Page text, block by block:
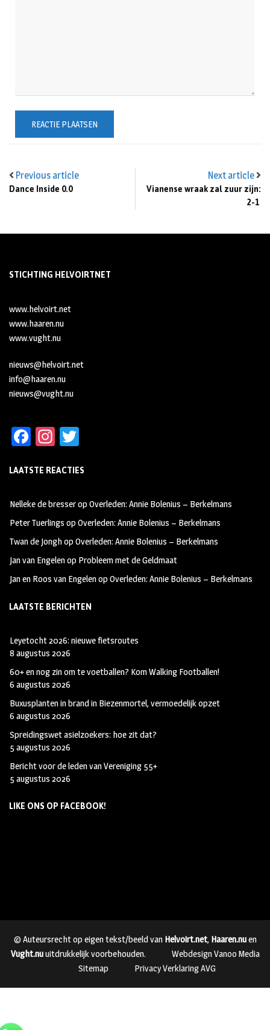
Previous article
Dance Inside 0.0
Next article
Vianense wraak zal zuur zijn:
2-1
STICHTING HELVOIRTNET
www.helvoirt.net
www.haaren.nu
www.vught.nu
nieuws@helvoirt.net
info@haaren.nu
nieuws@vught.nu
Fa
b
oo
k
In
ag
m
tt
LAATSTE REACTIES
Nelleke de bresseropOverleden: Annie Bolenius – Berkelmans
Peter Tuerlings opOverleden: Annie Bolenius – Berkelmans
Twan de JonghopOverleden: Annie Bolenius – Berkelmans
Jan van Engelenop Probleem met de Geldmaat
Jan en Roos van EngelenopOverleden: Annie Bolenius – Berkelmans
LAATSTE BERICHTEN
Leyetocht 2026: nieuwe fietsroutes
8 augustus 2026
60+ en nog zin om te voetballen? Kom Walking Footballen!
6 augustus 2026
Buxusplanten in brand in Biezenmortel, vermoedelijk opzet
6 augustus 2026
Spreidingswet asielzoekers: hoe zit dat?
5 augustus 2026
Bericht voor de leden van Vereniging 55+
5 augustus 2026
LIKE ONS OP FACEBOOK!
© Auteursrecht op eigen tekst/beeld van Helvoirt.net, Haaren.nuen
Vught.nuuitdrukkelijk voorbehouden.
Webdesign Vanoo Media
Sitemap
Privacy Verklaring AVG